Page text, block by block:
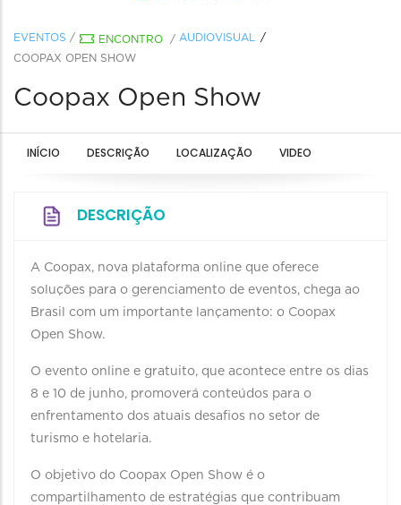
EVENTOS / ENCONTRO / AUDIOVISUAL
COOPAX OPEN SHOW
Coopax Open Show
INÍCIO DESCRIÇÃO LOCALIZAÇÃO VIDEO
DESCRIÇÃO
A Coopax, nova plataforma online que oferece
soluções para o gerenciamento de eventos, chega ao
Brasil com um importante lançamento: o Coopax
Open Show.
O evento online e gratuito, que acontece entre os dias
8 e 10 de junho, promoverá conteúdos para o
enfrentamento dos atuais desafios no setor de
turismo e hotelaria.
O objetivo do Coopax Open Show é o
compartilhamento de estratégias que contribuam